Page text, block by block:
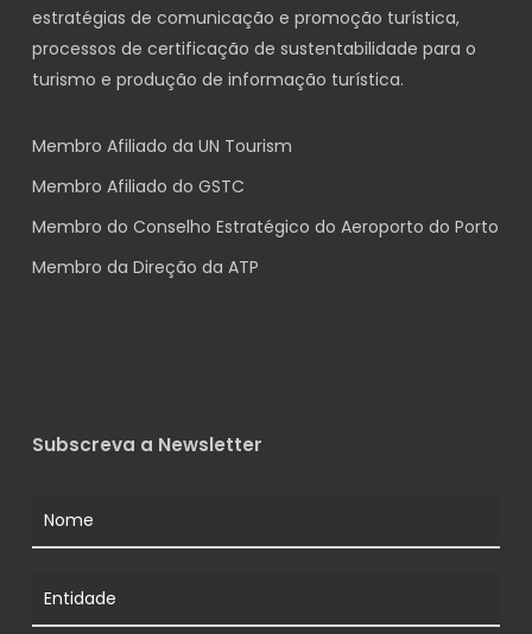
estratégias de comunicação e promoção turística,
processos de certificação de sustentabilidade para o
turismo e produção de informação turística.
Membro Afiliado da UN Tourism
Membro Afiliado do GSTC
Membro do Conselho Estratégico do Aeroporto do Porto
Membro da Direção da ATP
Subscreva a Newsletter